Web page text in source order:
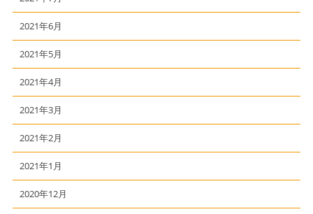
2021年6月
2021年5月
2021年4月
2021年3月
2021年2月
2021年1月
2020年12月